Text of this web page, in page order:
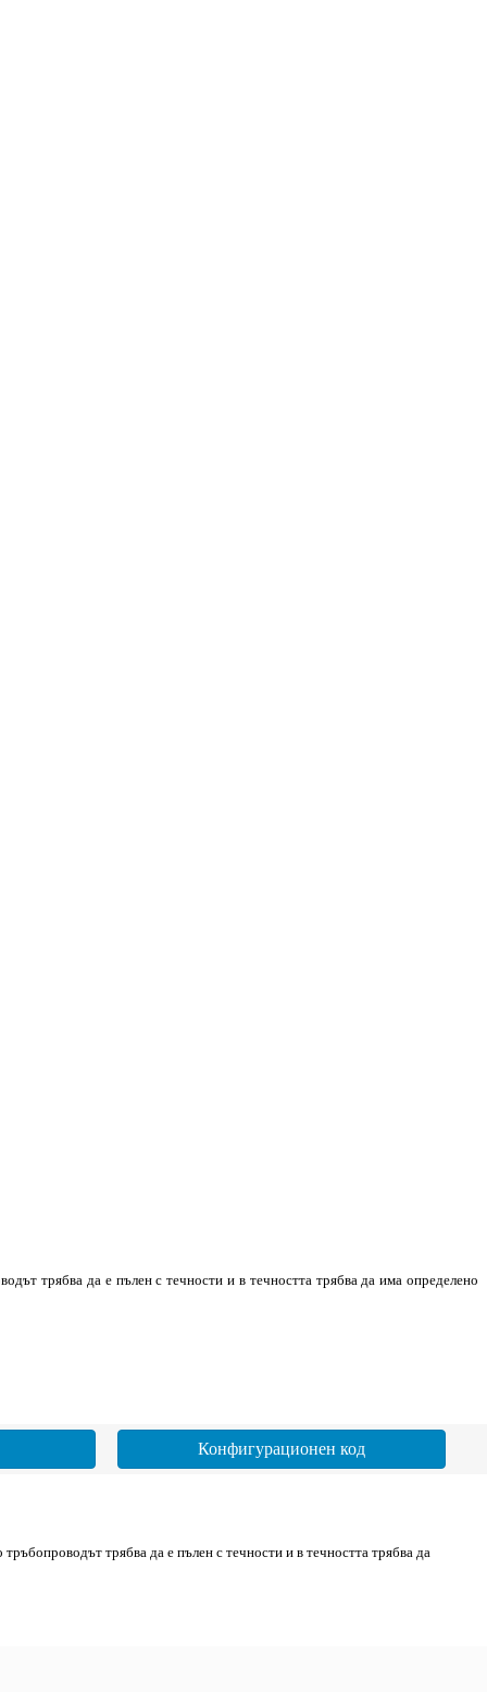
трябва да е пълен с течности и в течността трябва да има определено
Конфигурационен код
трябва да е пълен с течности и в течността трябва да